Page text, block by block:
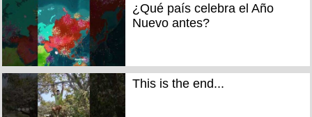
¿Qué país celebra el Año
Nuevo antes?
This is the end...